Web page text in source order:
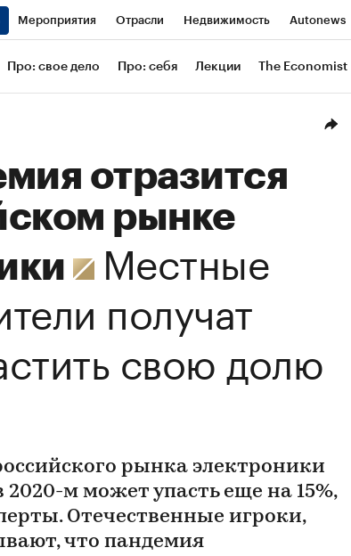
Мероприятия Отрасли Недвижимость Autonews
РБК Life Тренды Визионеры
Про: свое дело Про: себя Лекции The Economist
отразится
рынке
Местные
получат
свою долю
рынка электроники
2020-м может упасть еще на 15%,
Отечественные игроки,
что пандемия